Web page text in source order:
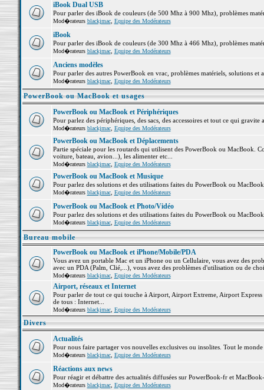
iBook Dual USB
Pour parler des iBook de couleurs (de 500 Mhz à 900 Mhz), problèmes
Mod�rateurs blackjmac, Equipe des Modérateurs
iBook
Pour parler des iBook de couleurs (de 300 Mhz à 466 Mhz), problèmes
Mod�rateurs blackjmac, Equipe des Modérateurs
Anciens modèles
Pour parler des autres PowerBook en vrac, problèmes matériels, solutions et
Mod�rateurs blackjmac, Equipe des Modérateurs
PowerBook ou MacBook et usages
PowerBook ou MacBook et Périphériques
Pour parlez des périphériques, des sacs, des accessoires et tout ce qui
Mod�rateurs blackjmac, Equipe des Modérateurs
PowerBook ou MacBook et Déplacements
Partie spéciale pour les routards qui utilisent des PowerBook ou MacBook.
voiture, bateau, avion...), les alimenter etc...
Mod�rateurs blackjmac, Equipe des Modérateurs
PowerBook ou MacBook et Musique
Pour parlez des solutions et des utilisations faites du PowerBook ou
Mod�rateurs blackjmac, Equipe des Modérateurs
PowerBook ou MacBook et Photo/Vidéo
Pour parlez des solutions et des utilisations faites du PowerBook ou
Mod�rateurs blackjmac, Equipe des Modérateurs
Bureau mobile
PowerBook ou MacBook et iPhone/Mobile/PDA
Vous avez un portable Mac et un iPhone ou un Cellulaire, vous avez des
avec un PDA (Palm, Clié,...), vous avez des problèmes d'utilisation ou de
Mod�rateurs blackjmac, Equipe des Modérateurs
Airport, réseaux et Internet
Pour parler de tout ce qui touche à Airport, Airport Extreme, Airport
de tous : Internet...
Mod�rateurs blackjmac, Equipe des Modérateurs
Divers
Actualités
Pour nous faire partager vos nouvelles exclusives ou insolites. Tout le
Mod�rateurs blackjmac, Equipe des Modérateurs
Réactions aux news
Pour réagir et débattre des actualités diffusées sur PowerBook-fr et
Mod�rateurs blackjmac, Equipe des Modérateurs